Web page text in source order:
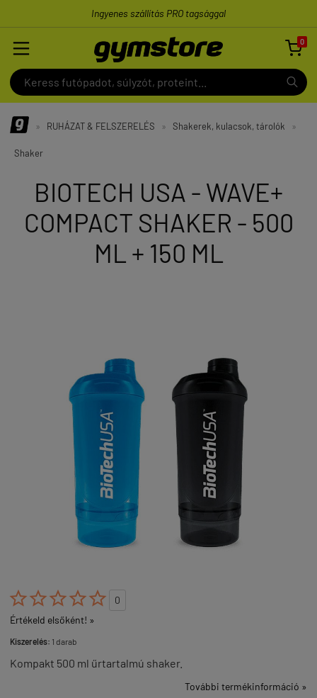
Ingyenes szállítás PRO tagsággal
0

» RUHÁZAT & FELSZERELÉS » Shakerek, kulacsok, tárolók »
Shaker
BIOTECH USA - WAVE+
COMPACT SHAKER - 500
ML + 150 ML

0
Értékeld elsőként! »
Kiszerelés: 1 darab
Kompakt 500 ml űrtartalmú shaker.
További termékinformáció »